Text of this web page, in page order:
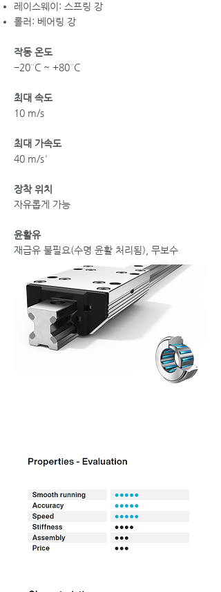
레이스웨이: 스프링 강
롤러: 베어링 강
작동 온도
−20°C ~ +80°C
최대 속도
10 m/s
최대 가속도
40 m/s²
장착 위치
자유롭게 가능
윤활유
재급유 불필요(수명 윤활 처리됨), 무보수